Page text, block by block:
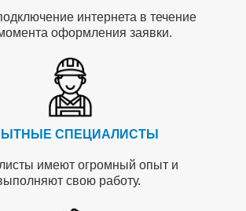
интернета в течение
оформления заявки.
СПЕЦИАЛИСТЫ
имеют огромный опыт и
свою работу.